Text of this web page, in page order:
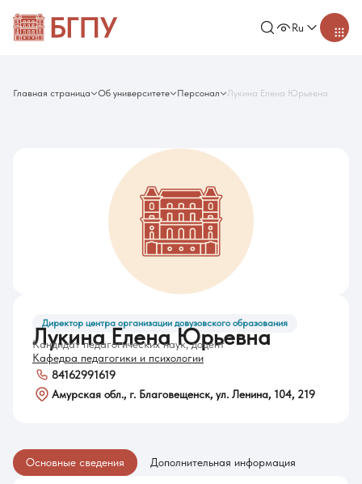
Ru
Главная страница Об университете Персонал Лукина Елена Юрьевна
Директор центра организации довузовского образования
Лукина Елена Юрьевна
Кандидат педагогических наук, доцент
Кафедра педагогики и психологии
84162991619
Амурская обл., г. Благовещенск, ул. Ленина, 104, 219
Основные сведения Дополнительная информация